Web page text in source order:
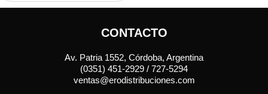
CONTACTO
Av. Patria 1552, Córdoba, Argentina
(0351) 451-2929 / 727-5294
ventas@erodistribuciones.com